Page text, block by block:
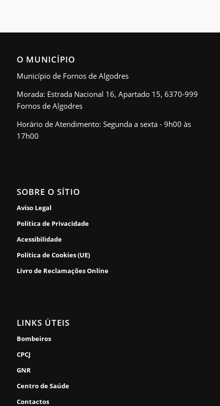
O MUNICÍPIO
Município de Fornos de Algodres
Morada: Estrada Nacional 16, Apartado 15, 6370-999
Fornos de Algodres
Horário de Atendimento: Segunda a sexta - 9h00 às
17h00
SOBRE O SÍTIO
Aviso Legal
Política de Privacidade
Acessibilidade
Política de Cookies (UE)
Livro de Reclamações Online
LINKS ÚTEIS
Bombeiros
CPCJ
GNR
Centro de Saúde
Contactos